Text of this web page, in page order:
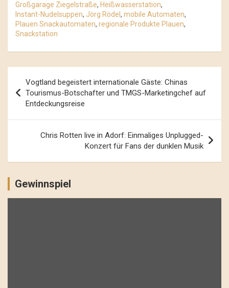
Großgarage Ziegelstraße, Heißwasserstation,
Instant-Nudelsuppen, Jörg Rödel , mobile Automaten,
Plauen Snackautomaten, regionale Produkte Plauen,
Snackstation
Navigation
Vogtland begeistert internationale Gäste: Chinas
Tourismus-Botschafter und TMGS-Marketingchef auf
Entdeckungsreise
Chris Rotten live in Adorf: Einmaliges Unplugged-
Konzert für Fans der dunklen Musik
Gewinnspiel